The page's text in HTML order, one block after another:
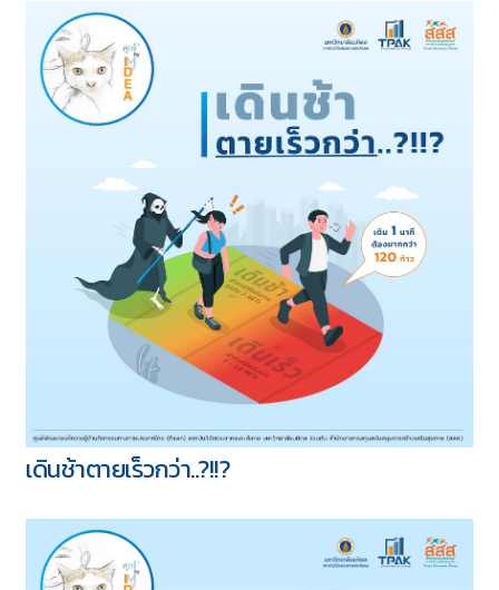
เดินช้าตายเร็วกว่า..?!!?